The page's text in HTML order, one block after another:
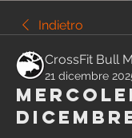
Indietro
CrossFit Bull
21 dicembre